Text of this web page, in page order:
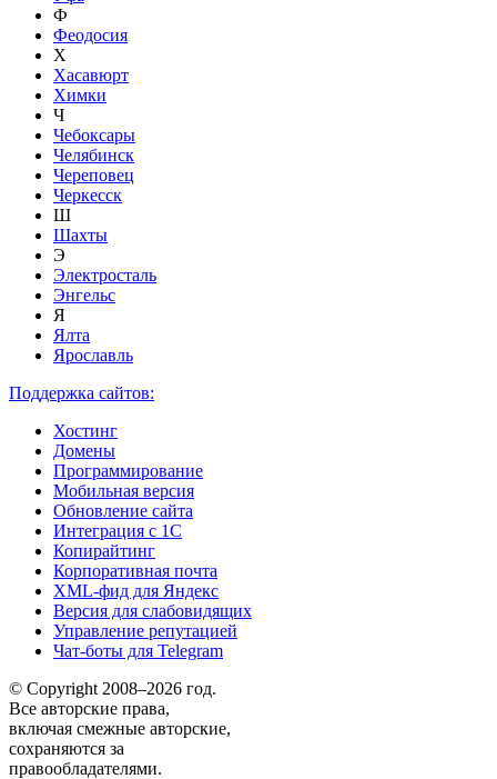
Ф
Феодосия
Х
Хасавюрт
Химки
Ч
Чебоксары
Челябинск
Череповец
Черкесск
Ш
Шахты
Э
Электросталь
Энгельс
Я
Ялта
Ярославль
Поддержка сайтов:
Хостинг
Домены
Программирование
Мобильная версия
Обновление сайта
Интеграция с 1С
Копирайтинг
Корпоративная почта
XML-фид для Яндекс
Версия для слабовидящих
Управление репутацией
Чат-боты для Telegram
© Copyright 2008–2026 год.
Все авторские права,
включая смежные авторские,
сохраняются за
правообладателями.